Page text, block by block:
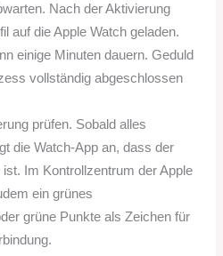
Nach der Aktivierung
auf die Apple Watch geladen.
einige Minuten dauern. Geduld
vollständig abgeschlossen
prüfen. Sobald alles
die Watch-App an, dass der
Im Kontrollzentrum der Apple
ein grünes
grüne Punkte als Zeichen für